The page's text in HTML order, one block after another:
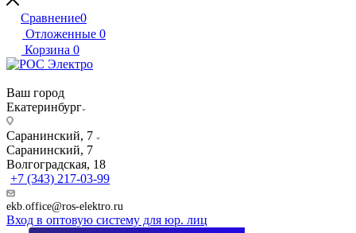
Сравнение0
Отложенные 0
Корзина 0
Ваш город
Екатеринбург
Саранинский, 7
Саранинский, 7
Волгоградская, 18
+7 (343) 217-03-99
ekb.office@ros-elektro.ru
Вход в оптовую систему для юр. лиц